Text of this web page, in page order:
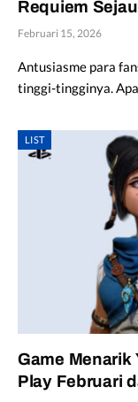
Requiem
Februari 15, 2026
Antusiasme para
tinggi-tingginya.
LIST
Game Menarik
Play Februari